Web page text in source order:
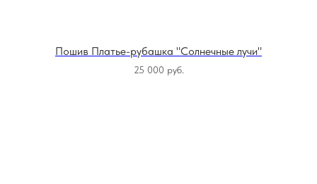
Пошив Платье-рубашка "Солнечные лучи"
25 000 руб.